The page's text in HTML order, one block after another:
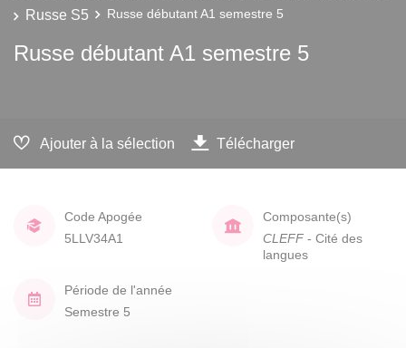
Russe S5
Russe débutant A1 semestre 5
Russe débutant A1 semestre 5
Ajouter à la sélection Télécharger
Code Apogée
5LLV34A1
Composante(s)
CLEFF - Cité des
langues
Période de l'année
Semestre 5